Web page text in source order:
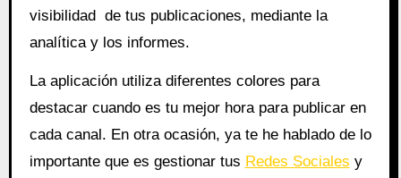
visibilidad de tus publicaciones, mediante la
analítica y los informes.
La aplicación utiliza diferentes colores para
destacar cuando es tu mejor hora para publicar en
cada canal. En otra ocasión, ya te he hablado de lo
importante que es gestionar tus Redes Sociales y